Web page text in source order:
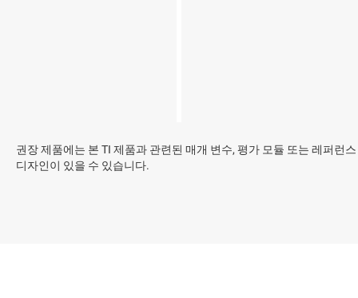
권장 제품에는 본 TI 제품과 관련된 매개 변수, 평가 모듈 또는 레퍼런스
디자인이 있을 수 있습니다.